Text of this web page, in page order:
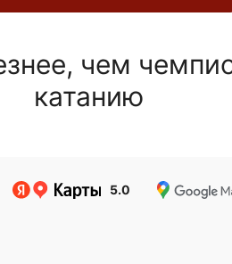
чем
катанию
5.0